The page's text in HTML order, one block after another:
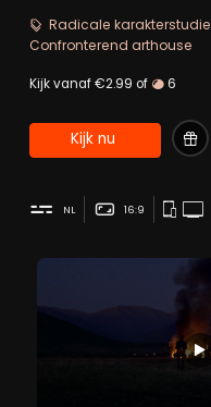
achterlaat.
Radicale karakterstudie
Confronterend arthouse
Kijk vanaf €2.99 of 6
Kijk nu
NL 16:9